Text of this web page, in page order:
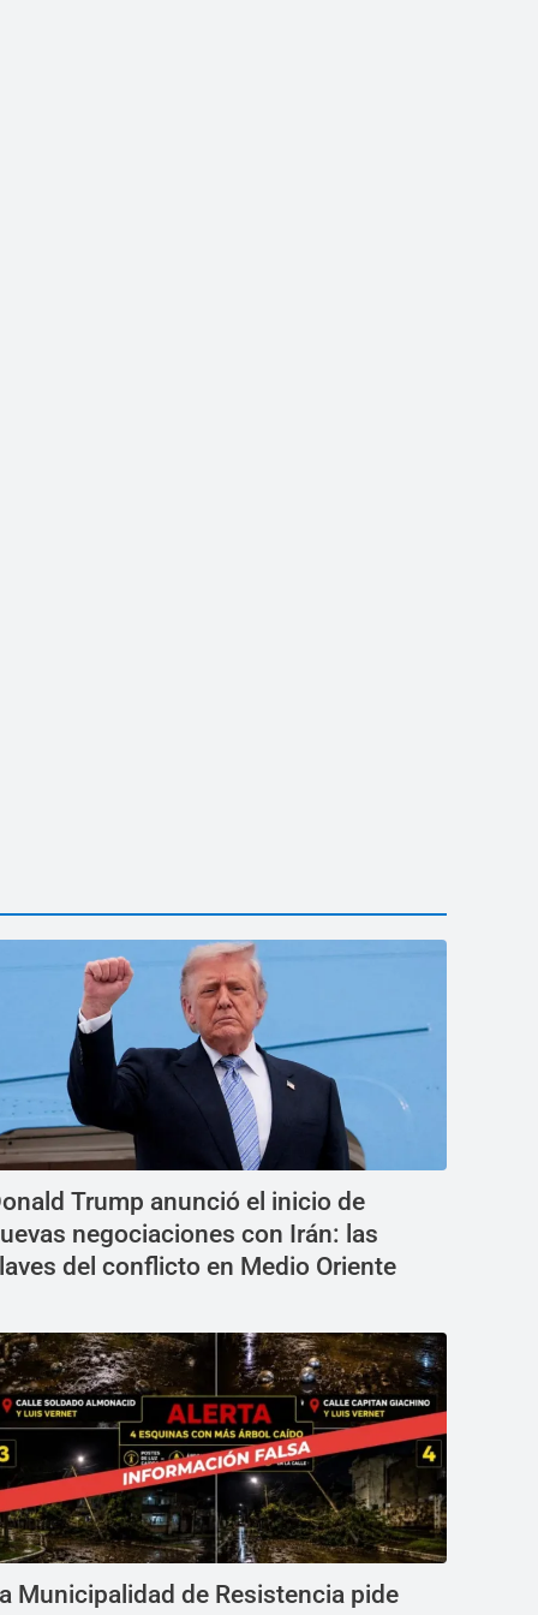
Trump anunció el inicio de
negociaciones con Irán: las
del conflicto en Medio Oriente
Municipalidad de Resistencia pide